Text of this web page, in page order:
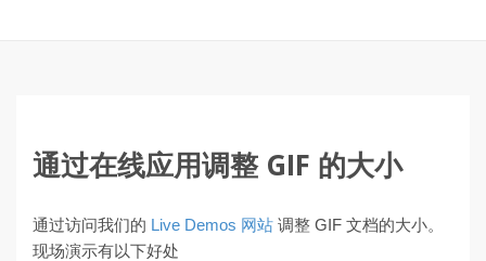
通过在线应用调整 GIF 的大小
通过访问我们的 Live Demos 网站 调整 GIF 文档的大小。
现场演示有以下好处